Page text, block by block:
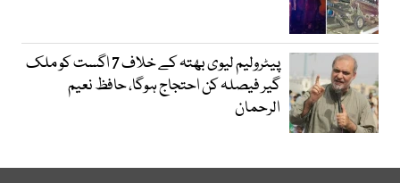
پیٹرولیم لیوی بھتہ کے خلاف 7 اگست کو ملک
گیر فیصلہ کن احتجاج ہوگا، حافظ نعیم
الرحمان